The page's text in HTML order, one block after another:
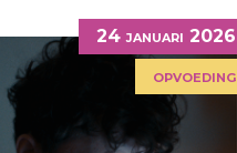
24 januari 2026
opvoeding